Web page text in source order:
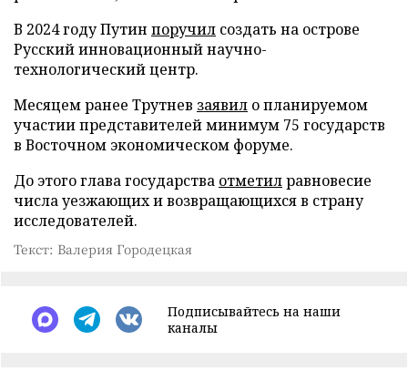
В 2024 году Путин поручил создать на острове
Русский инновационный научно-
технологический центр.
Месяцем ранее Трутнев заявил о планируемом
участии представителей минимум 75 государств
в Восточном экономическом форуме.
До этого глава государства отметилравновесие
числа уезжающих и возвращающихся в страну
исследователей.
Текст: Валерия Городецкая
Подписывайтесь на наши
каналы